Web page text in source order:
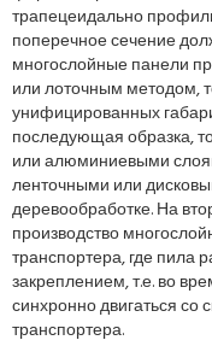
трапецеидально
поперечное сечение
многослойные панели
или лоточным методом,
унифицированных
последующая образка,
или алюминиевыми
ленточными или
деревообработке. На
производство
транспортера, где пила
закреплением, т.е. во
синхронно двигаться со
транспортера.